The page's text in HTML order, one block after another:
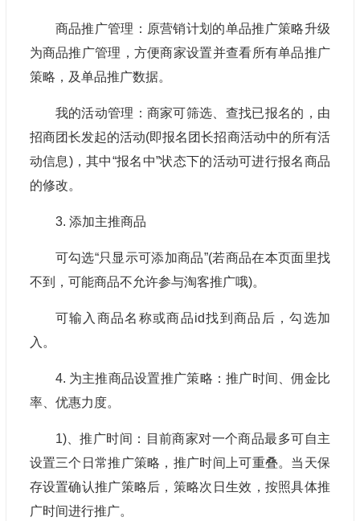
商品推广管理：原营销计划的单品推广策略升级
为商品推广管理，方便商家设置并查看所有单品推广
策略，及单品推广数据。
我的活动管理：商家可筛选、查找已报名的，由
招商团长发起的活动(即报名团长招商活动中的所有活
动信息)，其中“报名中”状态下的活动可进行报名商品
的修改。
3. 添加主推商品
可勾选“只显示可添加商品”(若商品在本页面里找
不到，可能商品不允许参与淘客推广哦)。
可输入商品名称或商品id找到商品后，勾选加
入。
4. 为主推商品设置推广策略：推广时间、佣金比
率、优惠力度。
1)、推广时间：目前商家对一个商品最多可自主
设置三个日常推广策略，推广时间上可重叠。当天保
存设置确认推广策略后，策略次日生效，按照具体推
广时间进行推广。